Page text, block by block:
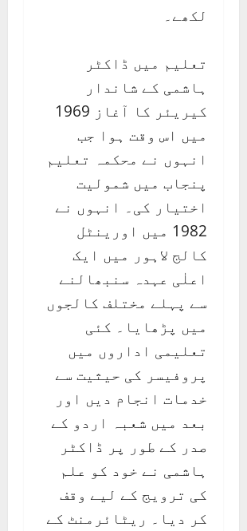
لکھے۔
تعلیم میں ڈاکٹر
ہاشمی کے شاندار
کیریئر کا آغاز 1969
میں اس وقت ہوا جب
انہوں نے محکمہ تعلیم
پنجاب میں شمولیت
اختیار کی۔ انہوں نے
1982 میں اورینٹل
کالج لاہور میں ایک
اعلٰی عہدہ سنبھالنے
سے پہلے مختلف کالجوں
میں پڑھایا۔ کئی
تعلیمی اداروں میں
پروفیسر کی حیثیت سے
خدمات انجام دیں اور
بعد میں شعبہ اردو کے
صدر کے طور پر ڈاکٹر
ہاشمی نے خود کو علم
کی ترویج کے لیے وقف
کر دیا۔ ریٹائرمنٹ کے